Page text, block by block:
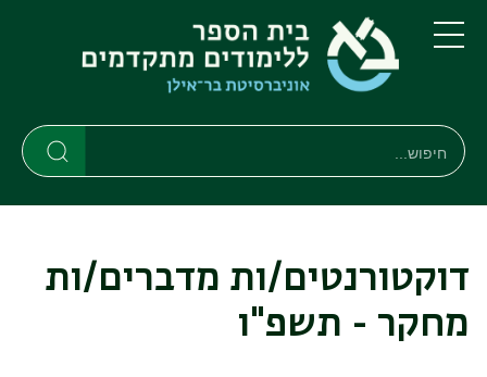
לתוכן
העיקרי
לתפריט
ניווט
ראשי
תפריט
חיפוש
חיפוש
דוקטורנטים/ות מדברים/ות
מחקר - תשפ"ו